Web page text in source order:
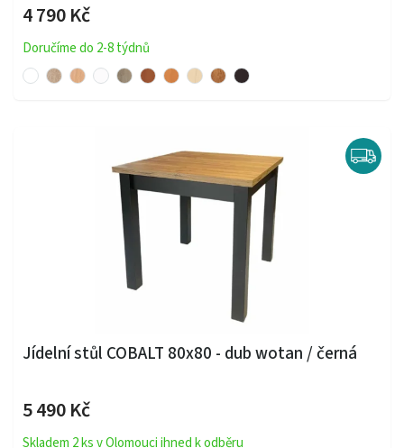
4 790 Kč
Doručíme do 2-8 týdnů
Jídelní stůl COBALT 80x80 - dub wotan / černá
5 490 Kč
Skladem 2 ks v Olomouci ihned k odběru